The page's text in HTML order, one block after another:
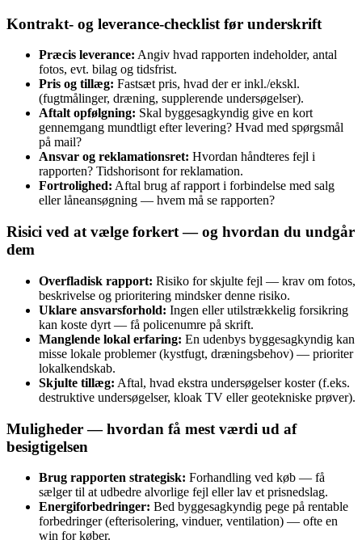
Kontrakt- og leverance‑checklist før underskrift
Præcis leverance: Angiv hvad rapporten indeholder, antal
fotos, evt. bilag og tidsfrist.
Pris og tillæg: Fastsæt pris, hvad der er inkl./ekskl.
(fugtmålinger, dræning, supplerende undersøgelser).
Aftalt opfølgning: Skal byggesagkyndig give en kort
gennemgang mundtligt efter levering? Hvad med spørgsmål
på mail?
Ansvar og reklamationsret: Hvordan håndteres fejl i
rapporten? Tidshorisont for reklamation.
Fortrolighed: Aftal brug af rapport i forbindelse med salg
eller låneansøgning — hvem må se rapporten?
Risici ved at vælge forkert — og hvordan du undgår
dem
Overfladisk rapport: Risiko for skjulte fejl — krav om fotos,
beskrivelse og prioritering mindsker denne risiko.
Uklare ansvarsforhold: Ingen eller utilstrækkelig forsikring
kan koste dyrt — få policenumre på skrift.
Manglende lokal erfaring: En udenbys byggesagkyndig kan
misse lokale problemer (kystfugt, dræningsbehov) — prioriter
lokalkendskab.
Skjulte tillæg: Aftal, hvad ekstra undersøgelser koster (f.eks.
destruktive undersøgelser, kloak TV eller geotekniske prøver).
Muligheder — hvordan få mest værdi ud af
besigtigelsen
Brug rapporten strategisk: Forhandling ved køb — få
sælger til at udbedre alvorlige fejl eller lav et prisnedslag.
Energiforbedringer: Bed byggesagkyndig pege på rentable
forbedringer (efterisolering, vinduer, ventilation) — ofte en
win for køber.